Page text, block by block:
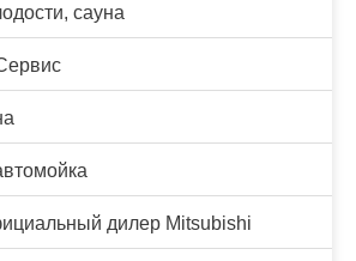
сауна
дилер Mitsubishi